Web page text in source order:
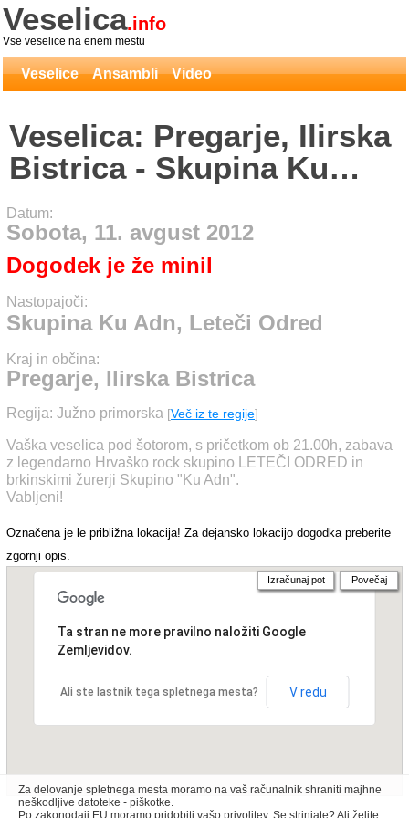
Veselica.info
Vse veselice na enem mestu
Veselice Ansambli Video
Veselica: Pregarje, Ilirska
Bistrica - Skupina Ku
Adn, Leteči Odred
Datum:
Sobota, 11. avgust 2012
Dogodek je že minil
Nastopajoči:
Skupina Ku Adn, Leteči Odred
Kraj in občina:
Pregarje, Ilirska Bistrica
Regija: Južno primorska [Več iz te regije]
Vaška veselica pod šotorom, s pričetkom ob 21.00h, zabava
z legendarno Hrvaško rock skupino LETEČI ODRED in
brkinskimi žurerji Skupino "Ku Adn".
Vabljeni!
Označena je le približna lokacija! Za dejansko lokacijo dogodka preberite
zgornji opis.
Ta stran ne more pravilno naložiti Google
Zemljevidov.
Ali ste lastnik tega spletnega mesta? V redu
Izračunaj pot Povečaj
Za delovanje spletnega mesta moramo na vaš računalnik shraniti majhne
neškodljive datoteke - piškotke.
Po zakonodaji EU moramo pridobiti vašo privolitev. Se strinjate? Ali želite